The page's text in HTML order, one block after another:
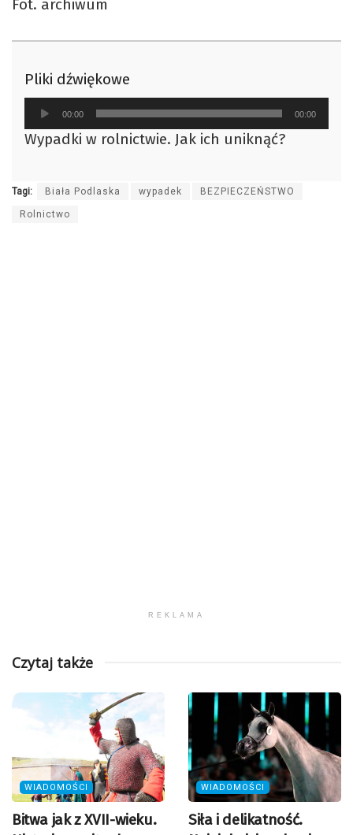
Fot. archiwum
Pliki dźwiękowe
Odtwarzacz
plików
dźwiękowych
00:00 00:00
Wypadki w rolnictwie. Jak ich uniknąć?
Tagi: Biała Podlaska wypadek BEZPIECZEŃSTWO
Rolnictwo
REKLAMA
Czytaj także
WIADOMOŚCI
Bitwa jak z XVII-wieku.
WIADOMOŚCI
Siła i delikatność.